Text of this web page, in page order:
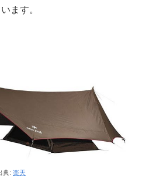
ます。
典: 楽天